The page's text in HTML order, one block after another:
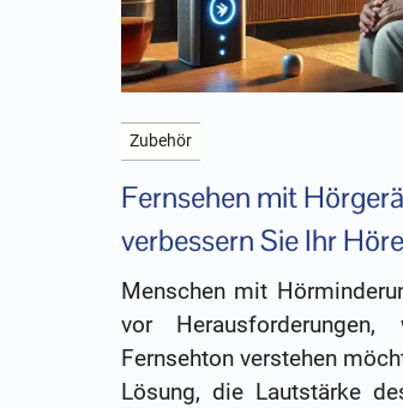
Zubehör
Fernsehen mit
verbessern Sie Ihr
Menschen mit
vor
Fernsehton verstehen
Lösung, die Lautstärke